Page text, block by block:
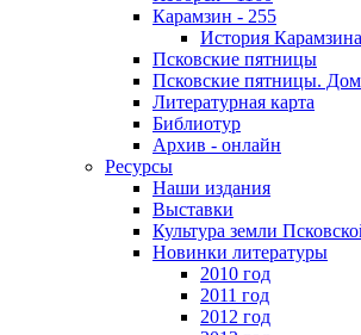
Карамзин - 255
История
Псковские пятницы
Псковские пятницы.
Литературная карта
Библиотур
Архив - онлайн
Ресурсы
Наши издания
Выставки
Культура земли
Новинки литературы
2010 год
2011 год
2012 год